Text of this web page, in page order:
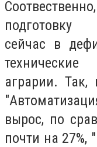
подготовку
сейчас в
аграрии. Так,
вырос, по
почти на 27%,